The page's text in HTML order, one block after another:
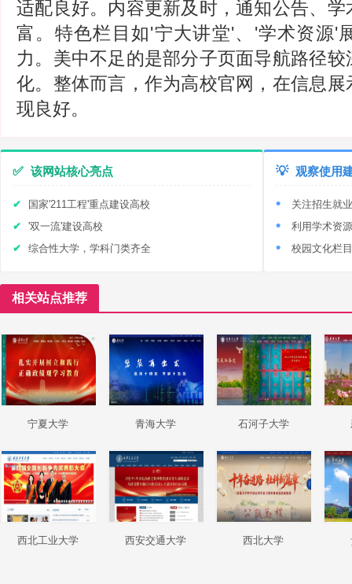
适配良好。内容更新及时，通知公告、
富。特色栏目如'宁大讲堂'、'学术资源'
力。美中不足的是部分子页面导航路径
化。整体而言，作为高校官网，在信息
现良好。
✅ 该网站核心亮点
国家'211工程'重点建设高校
'双一流'建设高校
综合性大学，学科门类齐全
💡 观察使用
关注招生就
利用学术资
校园文化栏
相关站点推荐
宁夏大学 青海大学 石河子大学
西北工业大学 西安交通大学 西北大学